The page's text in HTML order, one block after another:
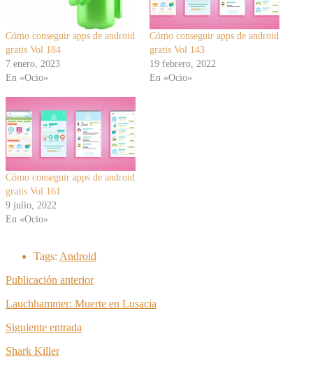
Cómo conseguir apps de android
gratis Vol 184
7 enero, 2023
En «Ocio»
Cómo conseguir apps de android
gratis Vol 143
19 febrero, 2022
En «Ocio»
Cómo conseguir apps de android
gratis Vol 161
9 julio, 2022
En «Ocio»
Tags: Android
Publicación anterior
Lauchhammer: Muerte en Lusacia
Siguiente entrada
Shark Killer